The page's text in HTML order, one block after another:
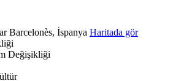
Barcelonès, İspanya Haritada gör